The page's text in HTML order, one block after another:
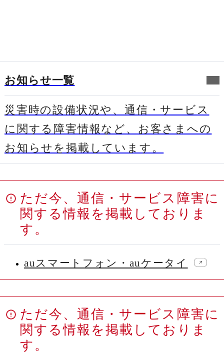
お知らせ一覧
災害時の設備状況や、通信・サービス
に関する障害情報など、お客さまへの
お知らせを掲載しています。
新規ウィンドウで開く
ただ今、通信・サービス障害に
関する情報を掲載しておりま
す。
auスマートフォン・auケータイ 新規
ただ今、通信・サービス障害に
関する情報を掲載しておりま
す。